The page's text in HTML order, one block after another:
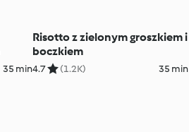
35 min
Risotto z zielonym groszkiem i
boczkiem
4.7 (1.2K) 35 min